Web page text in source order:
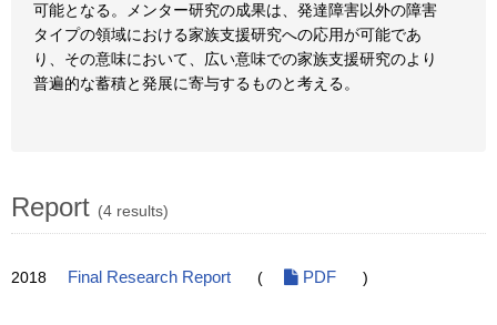
可能となる。メンター研究の成果は、発達障害以外の障害
タイプの領域における家族支援研究への応用が可能であ
り、その意味において、広い意味での家族支援研究のより
普遍的な蓄積と発展に寄与するものと考える。
Report (4 results)
2018 Final Research Report ( PDF )